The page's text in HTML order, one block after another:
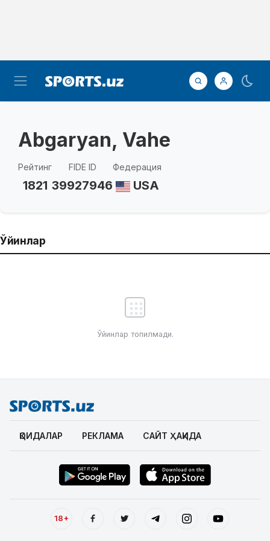
Abgaryan, Vahe
Рейтинг
1821
FIDE ID
39927946
Федерация
USA
Ўйинлар
Ўйинлар топилмади.
ҚОИДАЛАР РЕКЛАМА САЙТ ҲАҚИДА
18+